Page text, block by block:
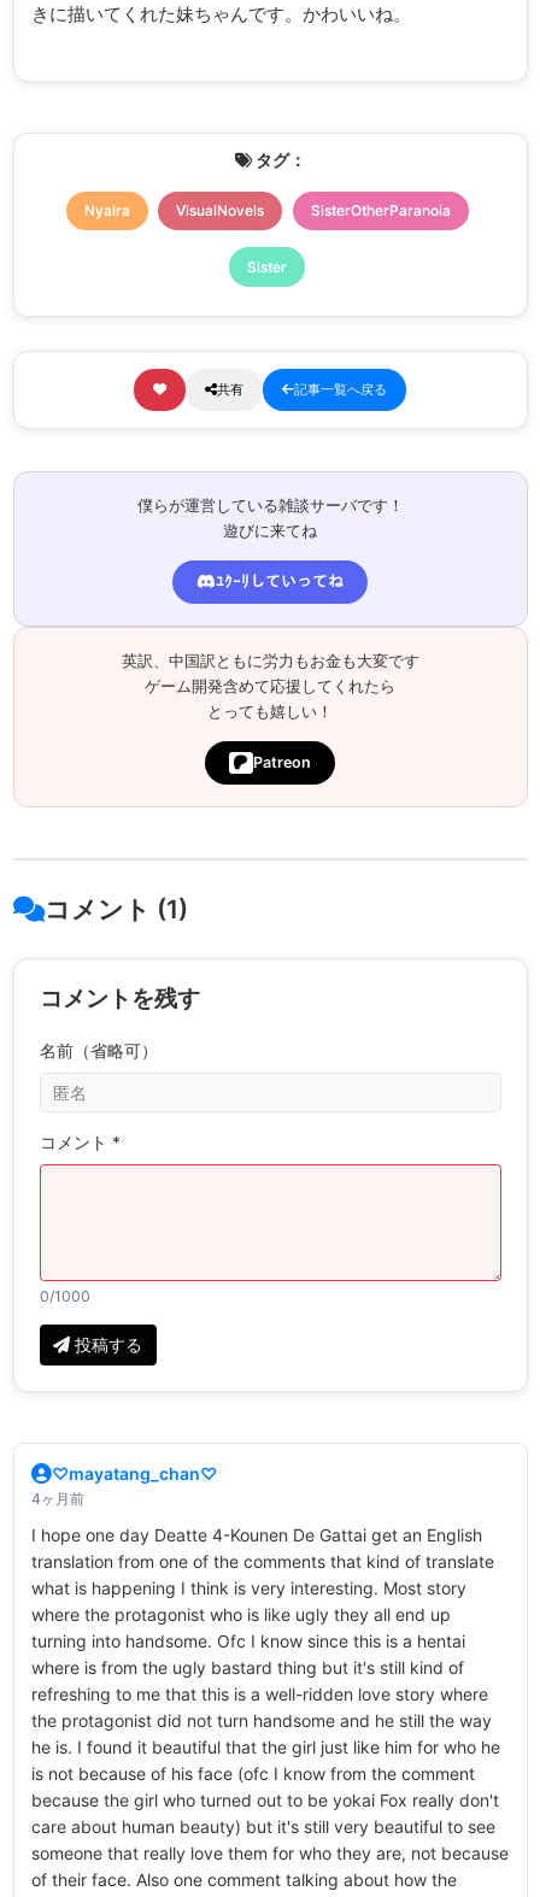
きに描いてくれた妹ちゃんです。かわいいね。
タグ：
Nyalra VisualNovels SisterOtherParanoia
Sister
共有 記事一覧へ戻る
僕らが運営している雑談サーバです！
遊びに来てね
ﾕｸｰﾘしていってね
英訳、中国訳ともに労力もお金も大変です
ゲーム開発含めて応援してくれたら
とっても嬉しい！
Patreon
コメント (1)
コメントを残す
名前（省略可）
コメント *
0/1000
投稿する
♡mayatang_chan♡
4ヶ月前
I hope one day Deatte 4-Kounen De Gattai get an English
translation from one of the comments that kind of translate
what is happening I think is very interesting. Most story
where the protagonist who is like ugly they all end up
turning into handsome. Ofc I know since this is a hentai
where is from the ugly bastard thing but it's still kind of
refreshing to me that this is a well-ridden love story where
the protagonist did not turn handsome and he still the way
he is. I found it beautiful that the girl just like him for who he
is not because of his face (ofc I know from the comment
because the girl who turned out to be yokai Fox really don't
care about human beauty) but it's still very beautiful to see
someone that really love them for who they are, not because
of their face. Also one comment talking about how the